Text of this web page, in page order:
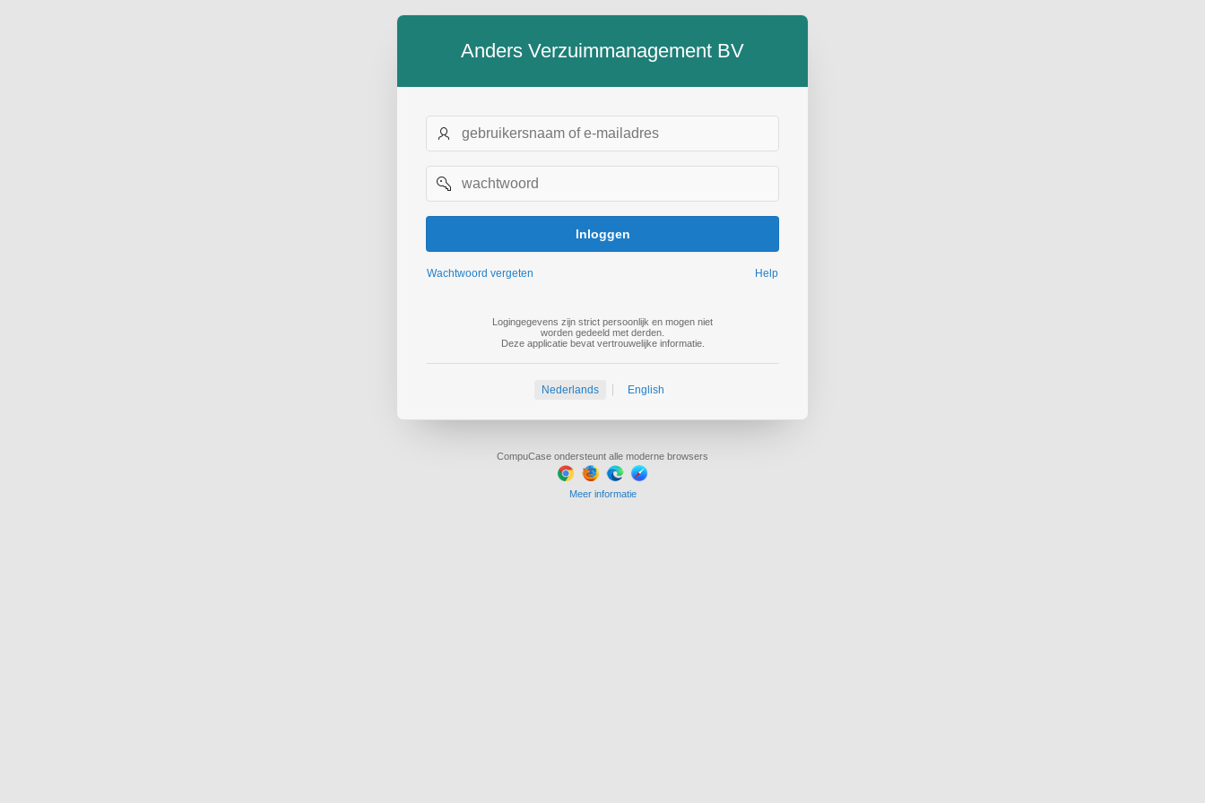
Anders Verzuimmanagement BV
Gebruikersnaam
e-
mail
Wachtwoord
Inloggen
Wachtwoord vergeten Help
Logingegevens zijn strict persoonlijk en mogen niet
worden gedeeld met derden.
Deze applicatie bevat vertrouwelijke informatie.
English
Nederlands
CompuCase ondersteunt alle moderne browsers
Meer informatie